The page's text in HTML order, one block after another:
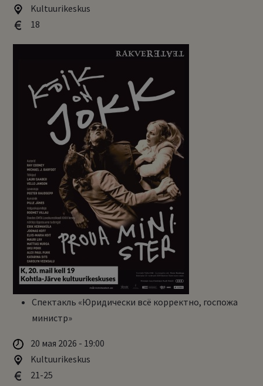
Kultuurikeskus
18
Спектакль «Юридически всё корректно, госпожа
министр»
20 мая 2026 - 19:00
Kultuurikeskus
21-25